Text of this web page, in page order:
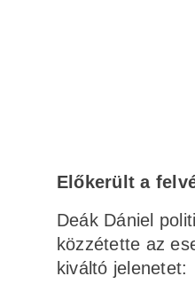
Előkerült a
Deák Dániel
közzétette az
kiváltó jelenetet: